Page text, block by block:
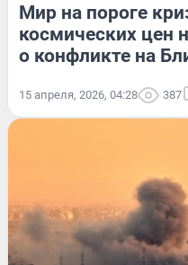
Мир на пороге
космических цен
о конфликте на
15 апреля, 2026, 04:28 387